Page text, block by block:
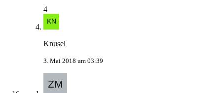
4
Knusel
3. Mai 2018 um 03:39